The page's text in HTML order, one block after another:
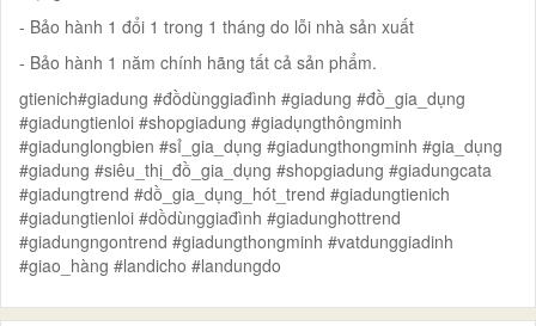
- Bảo hành 1 đổi 1 trong 1 tháng do lỗi nhà sản xuất
- Bảo hành 1 năm chính hãng tất cả sản phẩm.
gtienich#giadung #đồdùnggiađình #giadung #đồ_gia_dụng
#giadungtienloi #shopgiadung #giadụngthôngminh
#giadunglongbien #sỉ_gia_dụng #giadungthongminh #gia_dụng
#giadung #siêu_thị_đồ_gia_dụng #shopgiadung #giadungcata
#giadungtrend #dồ_gia_dụng_hót_trend #giadungtienich
#giadungtienloi #dồdùnggiađình #giadunghottrend
#giadungngontrend #giadungthongminh #vatdunggiadinh
#giao_hàng #landicho #landungdo